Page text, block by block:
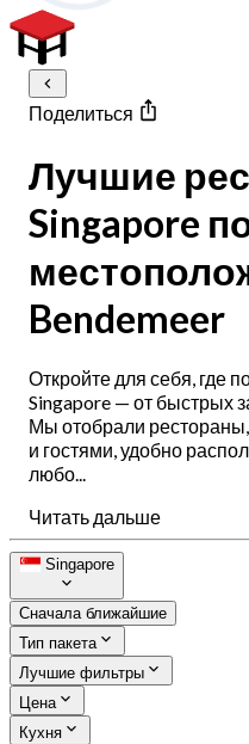
Поделиться
Лучшие
Singapore
Bendemeer
Откройте для себя, где
Singapore — от быстрых
Мы отобрали
и гостями, удобно
любо...
Читать дальше
Singapore
Сначала ближайшие
Тип пакета
Лучшие фильтры
Цена
Кухня